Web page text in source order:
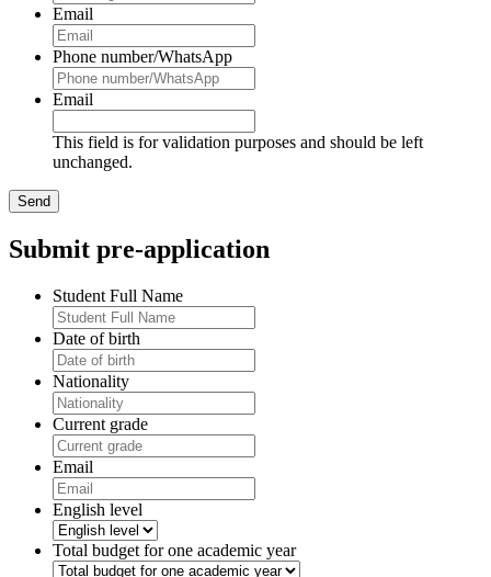
Email
Phone number/WhatsApp
Email
This field is for validation purposes and should be left
unchanged.
Submit pre-application
Student Full Name
Date of birth
Nationality
Current grade
Email
English level
Total budget for one academic year